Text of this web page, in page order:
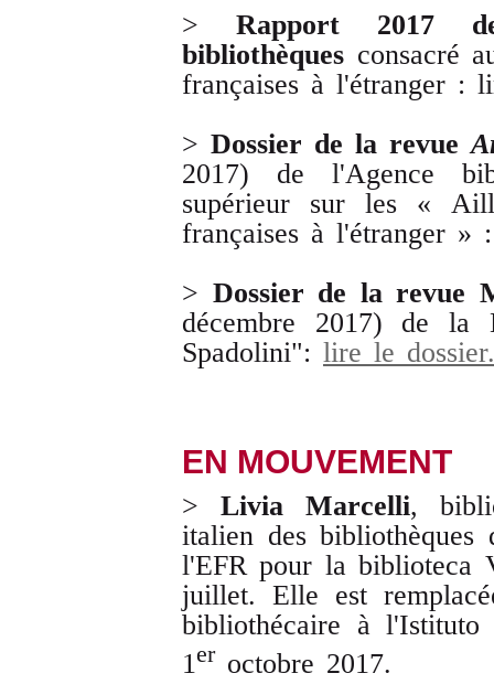
> Rapport 2017
bibliothèques consacré
françaises à l'étranger :
> Dossier de la revue
2017) de l'Agence
supérieur sur les «
françaises à l'étranger
> Dossier de la revue
décembre 2017) de la
Spadolini": lire le dossier.
EN MOUVEMENT
> Livia Marcelli,
italien des
l'EFR pour la biblioteca
juillet. Elle est
bibliothécaire à
1eroctobre 2017.